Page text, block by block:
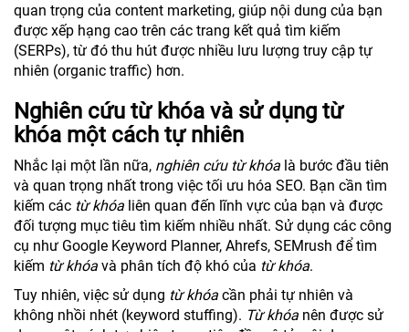
quan trọng của content marketing, giúp nội dung của bạn
được xếp hạng cao trên các trang kết quả tìm kiếm
(SERPs), từ đó thu hút được nhiều lưu lượng truy cập tự
nhiên (organic traffic) hơn.
Nghiên cứu từ khóa và sử dụng từ
khóa một cách tự nhiên
Nhắc lại một lần nữa, nghiên cứu từ khóa là bước đầu tiên
và quan trọng nhất trong việc tối ưu hóa SEO. Bạn cần tìm
kiếm các từ khóa liên quan đến lĩnh vực của bạn và được
đối tượng mục tiêu tìm kiếm nhiều nhất. Sử dụng các công
cụ như Google Keyword Planner, Ahrefs, SEMrush để tìm
kiếm từ khóa và phân tích độ khó của từ khóa.
Tuy nhiên, việc sử dụng từ khóa cần phải tự nhiên và
không nhồi nhét (keyword stuffing). Từ khóa nên được sử